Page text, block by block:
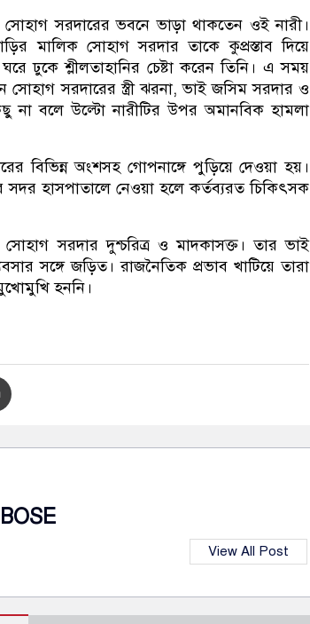
সোহাগ সরদারের ভবনে ভাড়া থাকতেন ওই নারী।
মালিক সোহাগ সরদার তাকে কুপ্রস্তাব দিয়ে
শ্লীলতাহানির চেষ্টা করেন তিনি। এ সময়
সোহাগ সরদারের স্ত্রী ঝরনা, ভাই জসিম সরদার ও
না বলে উল্টো নারীটির উপর অমানবিক হামলা
বিভিন্ন অংশসহ গোপনাঙ্গে পুড়িয়ে দেওয়া হয়।
হাসপাতালে নেওয়া হলে কর্তব্যরত চিকিৎসক
সোহাগ সরদার দুশ্চরিত্র ও মাদকাসক্ত। তার ভাই
সঙ্গে জড়িত। রাজনৈতিক প্রভাব খাটিয়ে তারা
হননি।
View All Post